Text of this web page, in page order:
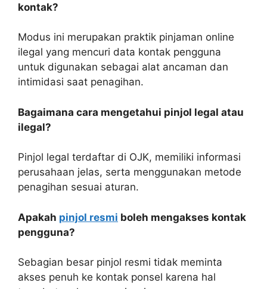
kontak?
Modus ini merupakan praktik pinjaman online
ilegal yang mencuri data kontak pengguna
untuk digunakan sebagai alat ancaman dan
intimidasi saat penagihan.
Bagaimana cara mengetahui pinjol legal atau
ilegal?
Pinjol legal terdaftar di OJK, memiliki informasi
perusahaan jelas, serta menggunakan metode
penagihan sesuai aturan.
Apakah pinjol resmi boleh mengakses kontak
pengguna?
Sebagian besar pinjol resmi tidak meminta
akses penuh ke kontak ponsel karena hal